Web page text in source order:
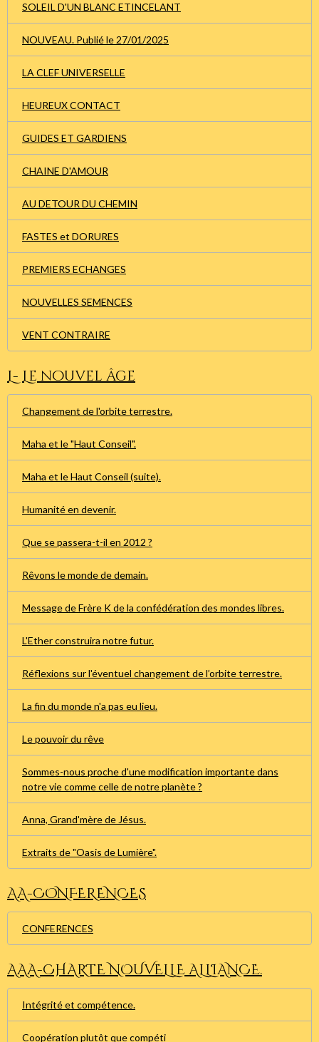
SOLEIL D'UN BLANC ETINCELANT
NOUVEAU. Publié le 27/01/2025
LA CLEF UNIVERSELLE
HEUREUX CONTACT
GUIDES ET GARDIENS
CHAINE D'AMOUR
AU DETOUR DU CHEMIN
FASTES et DORURES
PREMIERS ECHANGES
NOUVELLES SEMENCES
VENT CONTRAIRE
L- Le nouvel âge
Changement de l'orbite terrestre.
Maha et le "Haut Conseil".
Maha et le Haut Conseil (suite).
Humanité en devenir.
Que se passera-t-il en 2012 ?
Rêvons le monde de demain.
Message de Frère K de la confédération des mondes libres.
L'Ether construira notre futur.
Réflexions sur l'éventuel changement de l’orbite terrestre.
La fin du monde n'a pas eu lieu.
Le pouvoir du rêve
Sommes-nous proche d'une modification importante dans
notre vie comme celle de notre planète ?
Anna, Grand'mère de Jésus.
Extraits de "Oasis de Lumière".
AA-CONFERENCES
CONFERENCES
AAA-CHARTE NOUVELLE ALLIANCE.
Intégrité et compétence.
Coopération plutôt que compéti